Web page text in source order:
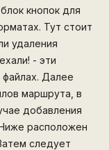
кнопок для
Тут стоит
удаления
- эти
файлах. Далее
маршрута, в
добавления
расположен
следует